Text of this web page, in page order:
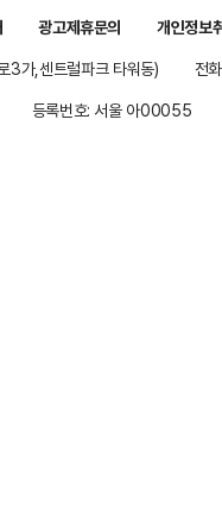
광고제휴문의
개인정보
3가,센트럴파크 타워동)
전
등록번호: 서울 아00055